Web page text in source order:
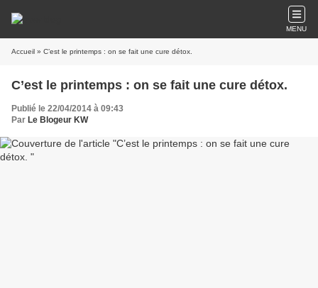
MENU
Accueil » C’est le printemps : on se fait une cure détox.
C’est le printemps : on se fait une cure détox.
Publié le 22/04/2014 à 09:43
Par Le Blogeur KW